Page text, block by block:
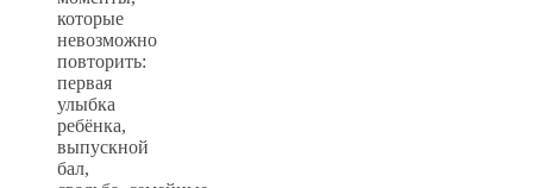
которые
невозможно
повторить:
первая
улыбка
ребёнка,
выпускной
бал,